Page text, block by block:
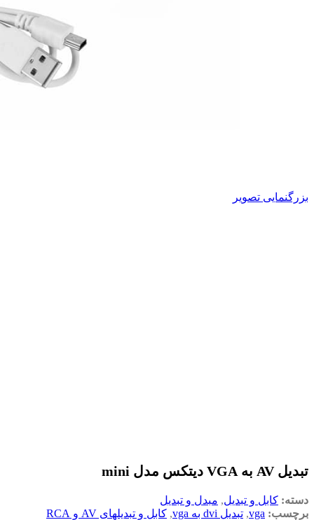
بزرگنمایی تصویر
تبدیل AV به VGA دیتکس مدل mini
دسته: کابل و تبدیل, مبدل و تبدیل
برچسب: vga
, تبدیل dvi به vga , کابل و تبدیلهای AV و RCA